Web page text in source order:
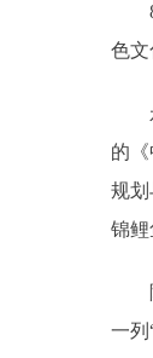
8
色文
永
的
规
锦
除
一列